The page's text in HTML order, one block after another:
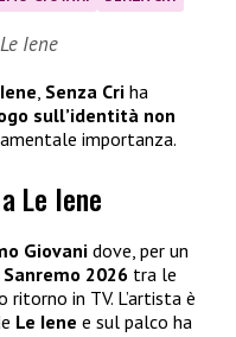
Iene
Senza Cri ha
sull’identità non
importanza.
Le Iene
Giovani dove, per un
Sanremo 2026 tra le
in TV. L’artista è
Le Iene e sul palco ha